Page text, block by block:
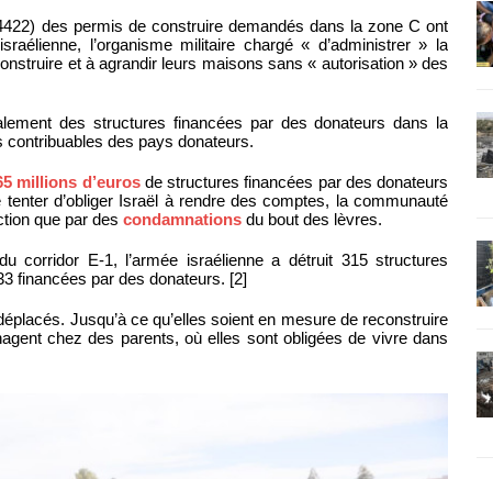
des permis de construire demandés dans la zone C ont
l’organisme militaire chargé « d’administrer » la
et à agrandir leurs maisons sans « autorisation » des
des structures financées par des donateurs dans la
contribuables des pays donateurs.
millions d’eurosde structures financées par des donateurs
d’obliger Israël à rendre des comptes, la communauté
que par des condamnations du bout des lèvres.
corridor E-1, l’armée israélienne a détruit 315 structures
financées par des donateurs. [2]
Jusqu’à ce qu’elles soient en mesure de reconstruire
chez des parents, où elles sont obligées de vivre dans